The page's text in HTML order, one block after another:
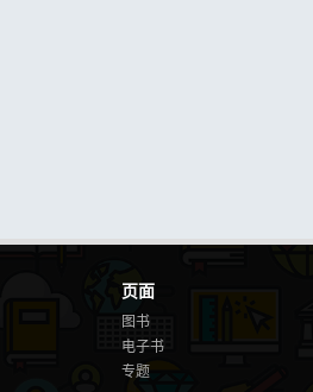
页面
图书
电子书
专题